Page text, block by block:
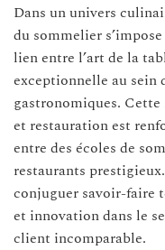
Dans un univers
du sommelier
lien entre l’art de la
exceptionnelle au sein
gastronomiques.
et restauration est
entre des écoles de
restaurants
conjuguer savoir-faire
et innovation dans le
client incomparable.